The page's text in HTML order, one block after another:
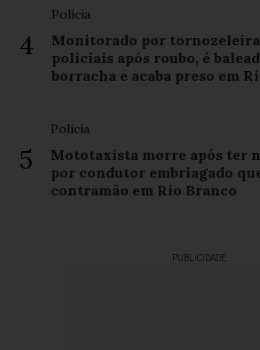
4
Polícia
Monitorado por
policiais após roubo, é
borracha e acaba preso em
5
Polícia
Mototaxista morre após ter
por condutor embriagado
contramão em Rio Branco
PUBLICIDADE